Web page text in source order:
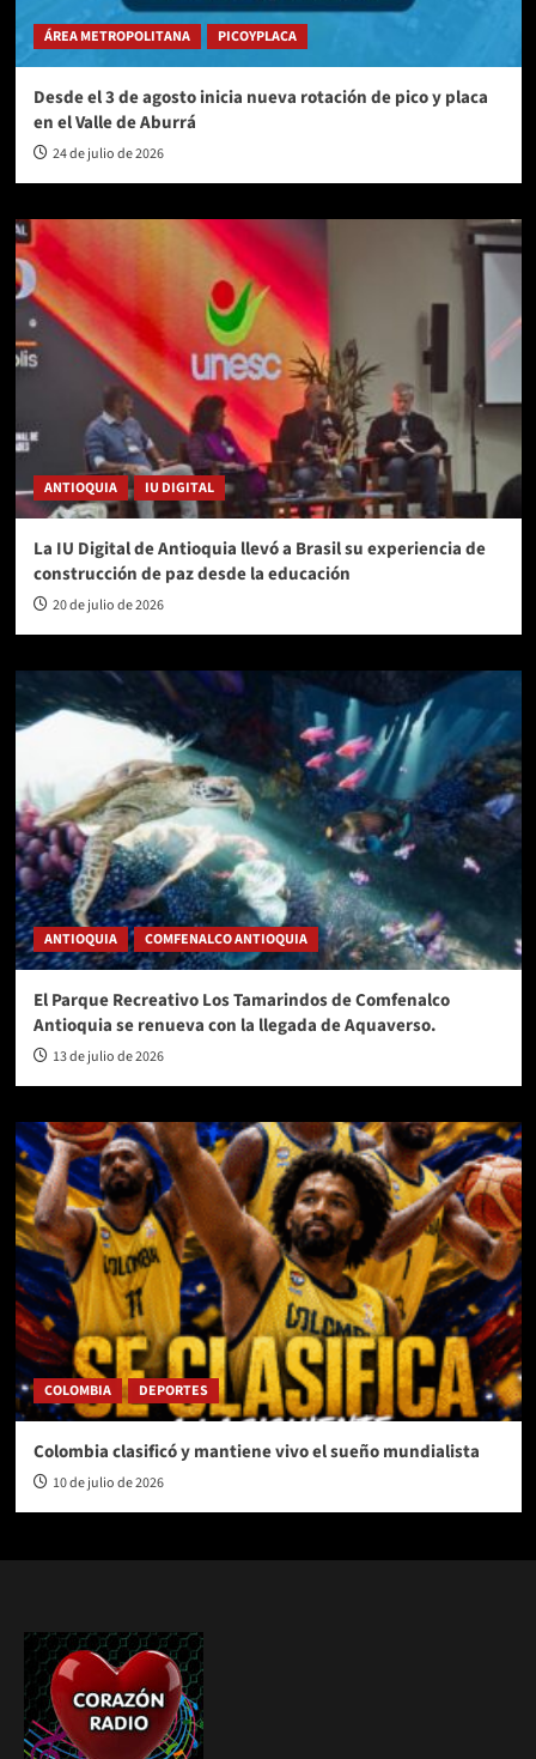
ÁREA METROPOLITANA PICOYPLACA
Desde el 3 de agosto inicia nueva rotación de pico y placa
en el Valle de Aburrá
24 de julio de 2026
ANTIOQUIA IU DIGITAL
La IU Digital de Antioquia llevó a Brasil su experiencia de
construcción de paz desde la educación
20 de julio de 2026
ANTIOQUIA COMFENALCO ANTIOQUIA
El Parque Recreativo Los Tamarindos de Comfenalco
Antioquia se renueva con la llegada de Aquaverso.
13 de julio de 2026
COLOMBIA DEPORTES
Colombia clasificó y mantiene vivo el sueño mundialista
10 de julio de 2026